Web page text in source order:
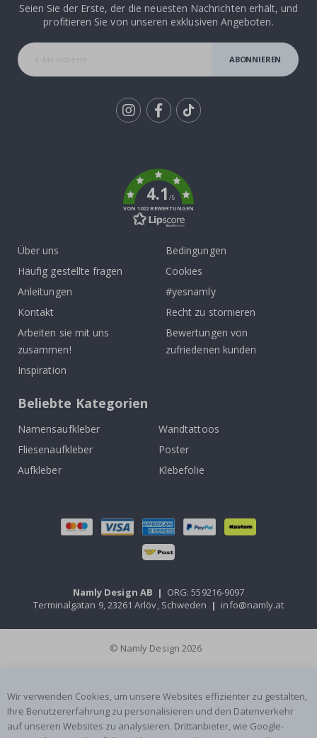
Seien Sie der Erste, der die neuesten Nachrichten erhält, und
profitieren Sie von unseren exklusiven Angeboten.
ABONNIEREN
4.1/5
VON 1022 BEWERTUNGEN
Über uns
Häufig gestellte fragen
Anleitungen
Kontakt
Arbeiten sie mit uns
zusammen!
Inspiration
Bedingungen
Cookies
#yesnamly
Recht zu stornieren
Bewertungen von
zufriedenen kunden
Beliebte Kategorien
Namensaufkleber
Wandtattoos
Fliesenaufkleber
Poster
Aufkleber
Klebefolie
Namly Design AB | ORG: 559216-9097
Terminalgatan 9, 23261 Arlöv, Schweden | info@namly.at
© Namly Design 2026
Wir verwenden Cookies, um unsere Websites effizienter zu gestalten,
Ihre Benutzererfahrung zu personalisieren und den Datenverkehr
auf unseren Websites zu analysieren. Drittanbieter, wie Google-